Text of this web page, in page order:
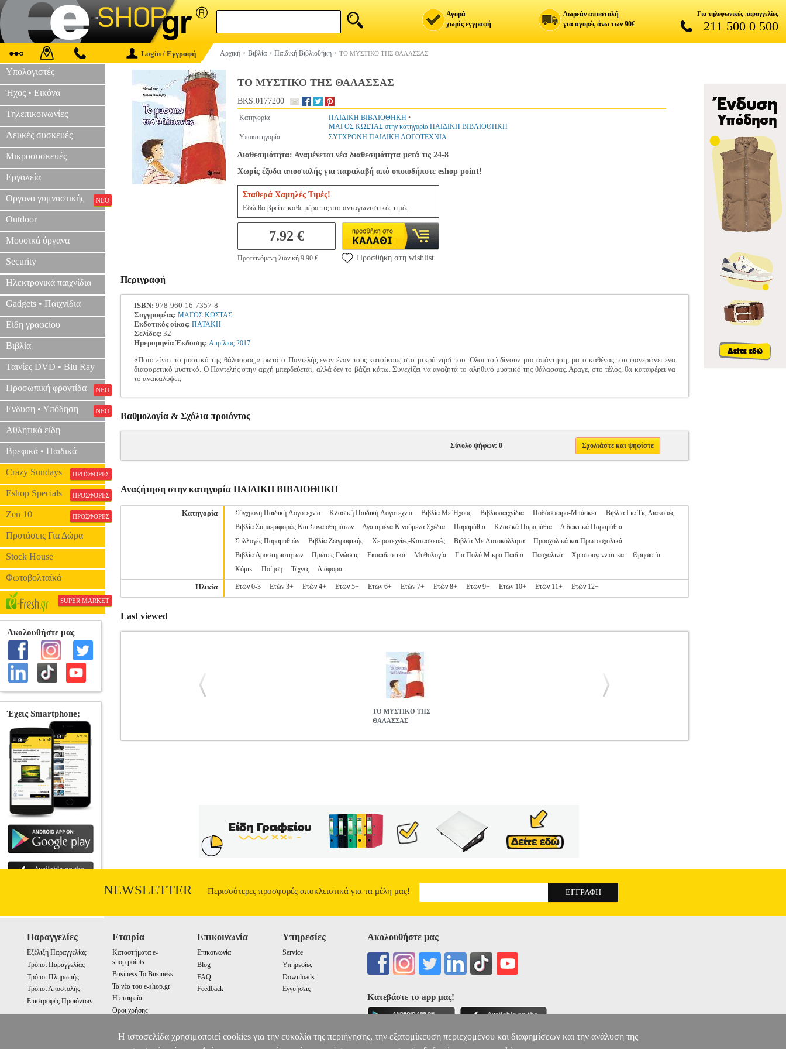
Αγορά
χωρίς εγγραφή
Δωρεάν αποστολή
για αγορές άνω των 90€
Για τηλεφωνικές παραγγελίες
211 500 0 500
Login / Εγγραφή Αρχική > Βιβλία > Παιδική Βιβλιοθήκη > ΤΟ ΜΥΣΤΙΚΟ ΤΗΣ ΘΑΛΑΣΣΑΣ
Υπολογιστές
Ήχος • Εικόνα
Τηλεπικοινωνίες
Λευκές συσκευές
Μικροσυσκευές
Εργαλεία
Οργανα γυμναστικής ΝΕΟ
Outdoor
Μουσικά όργανα
Security
Ηλεκτρονικά παιχνίδια
Gadgets • Παιχνίδια
Είδη γραφείου
Βιβλία
Ταινίες DVD • Blu Ray
Προσωπική φροντίδα ΝΕΟ
Ενδυση • Υπόδηση ΝΕΟ
Αθλητικά είδη
Βρεφικά • Παιδικά
Crazy Sundays ΠΡΟΣΦΟΡΕΣ
Eshop Specials ΠΡΟΣΦΟΡΕΣ
Zen 10 ΠΡΟΣΦΟΡΕΣ
Προτάσεις Για Δώρα
Stock House
Φωτοβολταϊκά
SUPER MARKET
ΤΟ ΜΥΣΤΙΚΟ ΤΗΣ ΘΑΛΑΣΣΑΣ
BKS.0177200
Κατηγορία ΠΑΙΔΙΚΗ ΒΙΒΛΙΟΘΗΚΗ •
ΜΑΓΟΣ ΚΩΣΤΑΣ στην κατηγορία ΠΑΙΔΙΚΗ ΒΙΒΛΙΟΘΗΚΗ
Υποκατηγορία
ΣΥΓΧΡΟΝΗ ΠΑΙΔΙΚΗ ΛΟΓΟΤΕΧΝΙΑ
Διαθεσιμότητα: Αναμένεται νέα διαθεσιμότητα μετά τις 24-8
Χωρίς έξοδα αποστολής για παραλαβή από οποιοδήποτε eshop point!
Σταθερά Χαμηλές Τιμές!
Εδώ θα βρείτε κάθε μέρα τις πιο ανταγωνιστικές τιμές
7.92 €
Προτεινόμενη λιανική 9.90 € Προσθήκη στη wishlist
Περιγραφή
ISBN: 978-960-16-7357-8
Συγγραφέας: ΜΑΓΟΣ ΚΩΣΤΑΣ
Εκδοτικός οίκος: ΠΑΤΑΚΗ
Σελίδες: 32
Ημερομηνία Έκδοσης: Απρίλιος 2017
«Ποιο είναι το μυστικό της θάλασσας;» ρωτά ο Παντελής έναν έναν τους κατοίκους στο μικρό νησί του. Όλοι τού δίνουν μια απάντηση, μα ο καθένας του φανερώνει ένα
διαφορετικό μυστικό. Ο Παντελής στην αρχή μπερδεύεται, αλλά δεν το βάζει κάτω. Συνεχίζει να αναζητά το αληθινό μυστικό της θάλασσας. Αραγε, στο τέλος, θα καταφέρει να
το ανακαλύψει;
Βαθμολογία & Σχόλια προιόντος
Σύνολο ψήφων: 0 Σχολιάστε και ψηφίστε
Αναζήτηση στην κατηγορία ΠΑΙΔΙΚΗ ΒΙΒΛΙΟΘΗΚΗ
Κατηγορία Σύγχρονη Παιδική Λογοτεχνία Κλασική Παιδική Λογοτεχνία Βιβλία Με Ήχους Βιβλιοπαιχνίδια Ποδόσφαιρο-Μπάσκετ
Βιβλια Για Τις Διακοπές
Βιβλία Συμπεριφοράς Και Συναισθημάτων
Αγαπημένα Κινούμενα Σχέδια Παραμύθια Κλασικά Παραμύθια
Διδακτικά Παραμύθια
Συλλογές Παραμυθιών
Βιβλία Ζωγραφικής Χειροτεχνίες-Κατασκευές Βιβλία Με Αυτοκόλλητα
Προσχολικά και Πρωτοσχολικά
Βιβλία Δραστηριοτήτων
Πρώτες Γνώσεις Εκπαιδευτικά Μυθολογία Για Πολύ Μικρά Παιδιά Πασχαλινά Χριστουγεννιάτικα
Θρησκεία
Κόμικ
Ποίηση Τέχνες Διάφορα
Ηλικία Ετών 0-3 Ετών 3+ Ετών 4+ Ετών 5+ Ετών 6+ Ετών 7+ Ετών 8+ Ετών 9+ Ετών 10+ Ετών 11+ Ετών 12+
Last viewed
ΤΟ ΜΥΣΤΙΚΟ ΤΗΣ
ΘΑΛΑΣΣΑΣ
NEWSLETTER Περισσότερες προσφορές αποκλειστικά για τα μέλη μας!
Παραγγελίες
Εξέλιξη Παραγγελίας
Τρόποι Παραγγελίας
Τρόποι Πληρωμής
Τρόποι Αποστολής
Επιστροφές Προιόντων
Εταιρία
Καταστήματα e-
shop points
Business To Business
Τα νέα του e-shop.gr
Η εταιρεία
Οροι χρήσης
Επικοινωνία
Επικοινωνία
Blog
FAQ
Feedback
Υπηρεσίες
Service
Υπηρεσίες
Downloads
Εγγυήσεις
Ακολουθήστε μας
Κατεβάστε το app μας!
Η ιστοσελίδα χρησιμοποιεί cookies για την ευκολία της περιήγησης, την εξατομίκευση περιεχομένου και διαφημίσεων και την ανάλυση της